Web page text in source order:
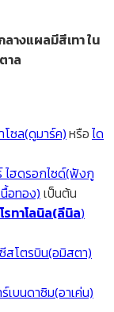
างแผลมีสีเทา ใน
าล
โซล(ดูมาร์ค)หรือได
ไฮดรอกไซด์(ฟังกู
อทอง) เป็นต้น
รทาโลนิล(ลีนิล)
สโตรบิน(อมิสตา)
เบนดาซิม(อาเค่น)